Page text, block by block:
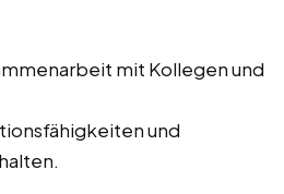
mit Kollegen und
und